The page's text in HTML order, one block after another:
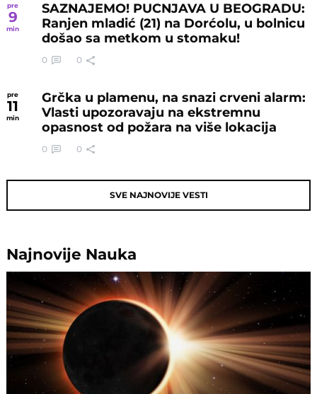
pre
9
min
SAZNAJEMO! PUCNJAVA U BEOGRADU:
Ranjen mladić (21) na Dorćolu, u bolnicu
došao sa metkom u stomaku!
0 0
pre
11
min
Grčka u plamenu, na snazi crveni alarm:
Vlasti upozoravaju na ekstremnu
opasnost od požara na više lokacija
0 0
SVE NAJNOVIJE VESTI
Najnovije Nauka